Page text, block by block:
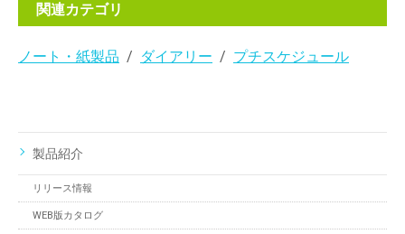
関連カテゴリ
ノート・紙製品 ダイアリー プチスケジュール
製品紹介
リリース情報
WEB版カタログ